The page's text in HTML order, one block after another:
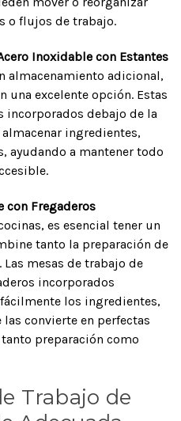
o flujos de trabajo.
Inoxidable con Estantes
almacenamiento adicional,
una excelente opción. Estas
incorporados debajo de la
ingredientes,
ayudando a mantener todo
con Fregaderos
es esencial tener un
tanto la preparación de
mesas de trabajo de
incorporados
los ingredientes,
convierte en perfectas
preparación como
Trabajo de